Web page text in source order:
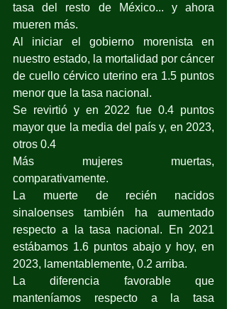
tasa del resto de México... y ahora
mueren más.
Al iniciar el gobierno morenista en
nuestro estado, la mortalidad por cáncer
de cuello cérvico uterino era 1.5 puntos
menor que la tasa nacional.
Se revirtió y en 2022 fue 0.4 puntos
mayor que la media del país y, en 2023,
otros 0.4
Más mujeres muertas,
comparativamente.
La muerte de recién nacidos
sinaloenses también ha aumentado
respecto a la tasa nacional. En 2021
estábamos 1.6 puntos abajo y hoy, en
2023, lamentablemente, 0.2 arriba.
La diferencia favorable que
manteníamos respecto a la tasa